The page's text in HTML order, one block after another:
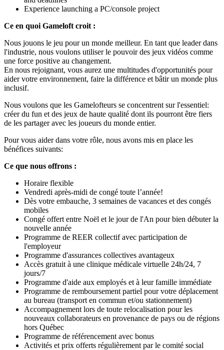
Experience launching a PC/console project
Ce en quoi Gameloft croit :
Nous jouons le jeu pour un monde meilleur. En tant que leader dans
l'industrie, nous voulons utiliser le pouvoir des jeux vidéos comme
une force positive au changement.
En nous rejoignant, vous aurez une multitudes d'opportunités pour
aider votre environnement, faire la différence et bâtir un monde plus
inclusif.
Nous voulons que les Gamelofteurs se concentrent sur l'essentiel:
créer du fun et des jeux de haute qualité dont ils pourront être fiers
de les partager avec les joueurs du monde entier.
Pour vous aider dans votre rôle, nous avons mis en place les
bénéfices suivants:
Ce que nous offrons :
Horaire flexible
Vendredi après-midi de congé toute l’année!
Dès votre embauche, 3 semaines de vacances et des congés
mobiles
Congé offert entre Noël et le jour de l'An pour bien débuter la
nouvelle année
Programme de REER collectif avec participation de
l'employeur
Programme d'assurances collectives avantageux
Accès gratuit à une clinique médicale virtuelle 24h/24, 7
jours/7
Programme d'aide aux employés et à leur famille immédiate
Programme de remboursement partiel pour votre déplacement
au bureau (transport en commun et/ou stationnement)
Accompagnement lors de toute relocalisation pour les
nouveaux collaborateurs en provenance de pays ou de régions
hors Québec
Programme de référencement avec bonus
Activités et prix offerts régulièrement par le comité social